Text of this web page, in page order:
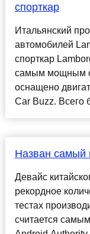
спорткар
Итальянский
автомобилей
спорткар
самым мощным
оснащено
Car Buzz. Всего
Назван
Девайс
рекордное
тестах
считается